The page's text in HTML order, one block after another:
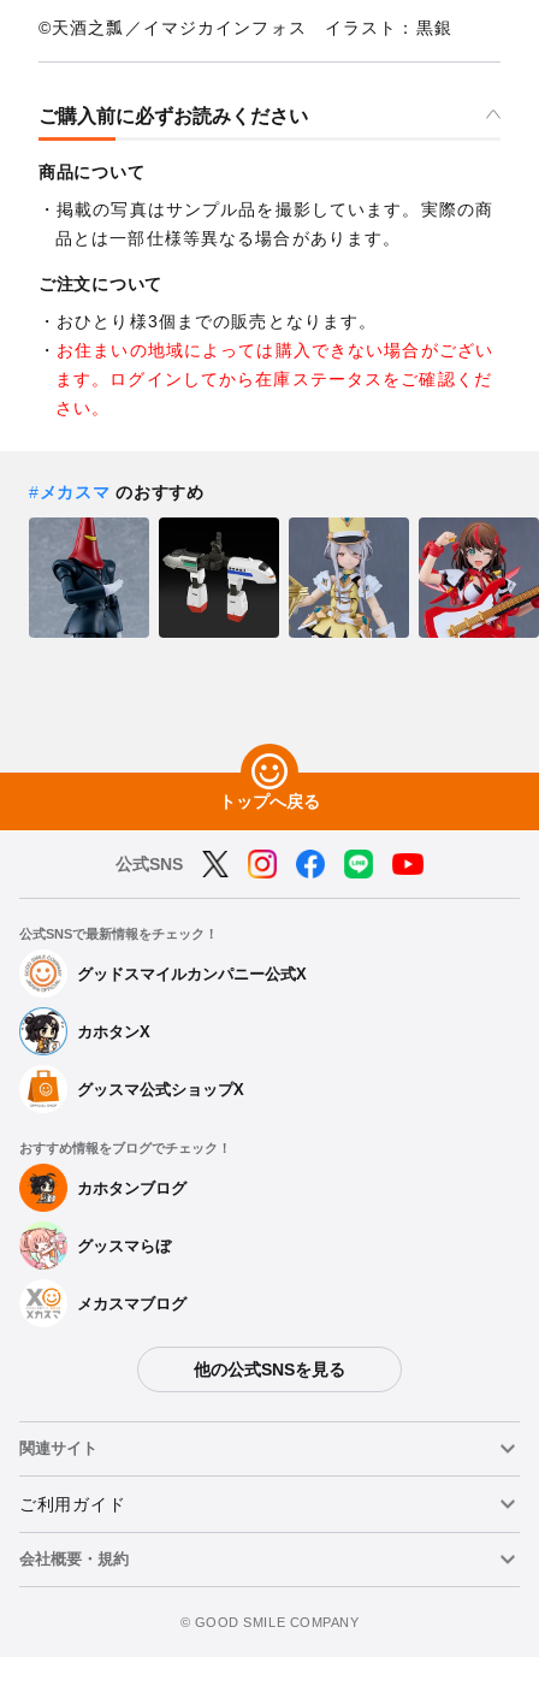
©天酒之瓢／イマジカインフォス イラスト：黒銀
ご購入前に必ずお読みください
商品について
掲載の写真はサンプル品を撮影しています。実際の商
品とは一部仕様等異なる場合があります。
ご注文について
おひとり様3個までの販売となります。
お住まいの地域によっては購入できない場合がござい
ます。ログインしてから在庫ステータスをご確認くだ
さい。
#メカスマ のおすすめ
トップへ戻る
公式SNS
公式SNSで最新情報をチェック！
グッドスマイルカンパニー公式X
カホタンX
グッスマ公式ショップX
おすすめ情報をブログでチェック！
カホタンブログ
グッスマらぼ
メカスマブログ
他の公式SNSを見る
関連サイト
ねんどろいど
ねんどろいどフェイスメーカー
ご利用ガイド
重要なお知らせ
会社概要・規約
©️ GOOD SMILE COMPANY